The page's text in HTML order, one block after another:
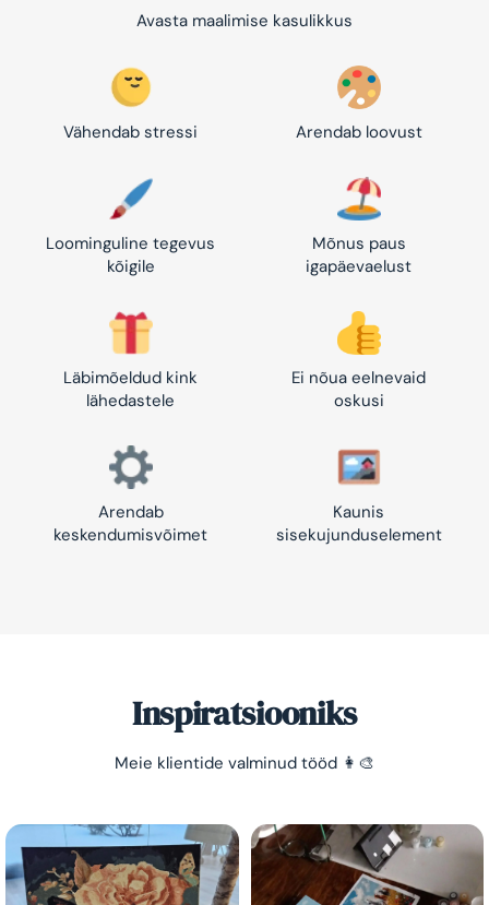
Avasta maalimise kasulikkus
Vähendab stressi Arendab loovust
Loominguline tegevus
kõigile
Mõnus paus
igapäevaelust
Läbimõeldud kink
lähedastele
Ei nõua eelnevaid
oskusi
Arendab
keskendumisvõimet
Kaunis
sisekujunduselement
Inspiratsiooniks
Meie klientide valminud tööd 👩‍🎨
Säästa -10%!